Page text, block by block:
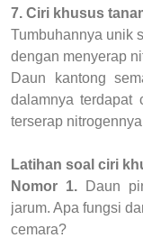
7. Ciri khusus
Tumbuhannya unik
dengan menyerap
Daun kantong
dalamnya terdapat
terserap
Latihan soal ciri
Nomor 1. Daun
jarum. Apa fungsi
cemara?